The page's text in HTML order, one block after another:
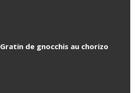
Gratin de gnocchis au chorizo